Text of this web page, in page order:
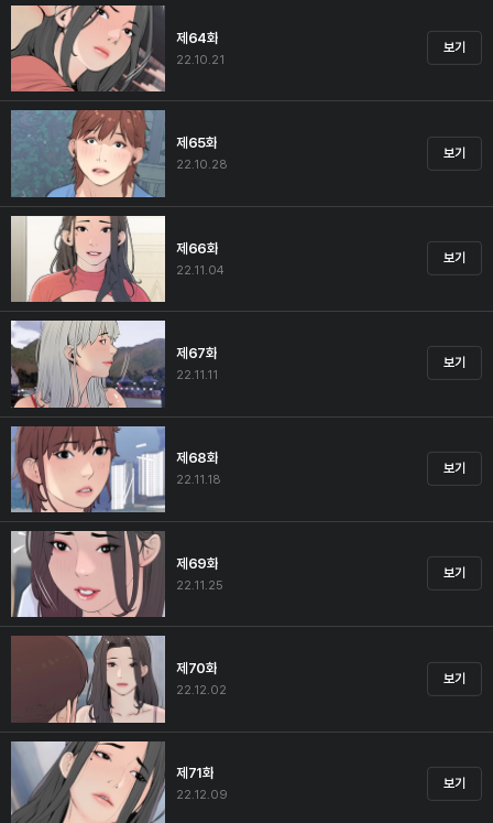
제64화
22.10.21
보기
제65화
22.10.28
보기
제66화
22.11.04
보기
제67화
22.11.11
보기
제68화
22.11.18
보기
제69화
22.11.25
보기
제70화
22.12.02
보기
제71화
22.12.09
보기